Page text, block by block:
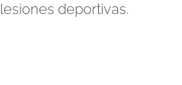
lesiones deportivas.